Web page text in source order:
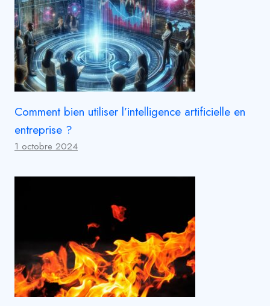
Comment bien utiliser l’intelligence artificielle en
entreprise ?
1 octobre 2024